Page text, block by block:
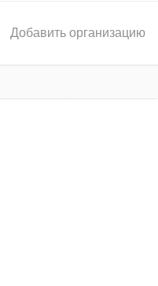
Добавить организацию